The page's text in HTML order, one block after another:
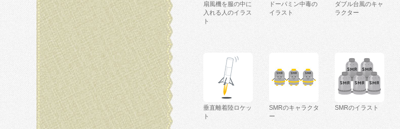
扇風機を服の中に
入れる人のイラス
ト
ドーパミン中毒の
イラスト
ダブル台風のキャ
ラクター
垂直離着陸ロケッ
ト
SMRのキャラクタ
ー
SMRのイラスト